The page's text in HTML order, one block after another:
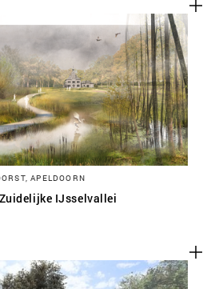
APELDOORN
IJsselvallei